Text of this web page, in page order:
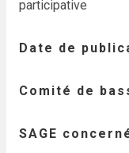
participative
Date de
Comité de
SAGE